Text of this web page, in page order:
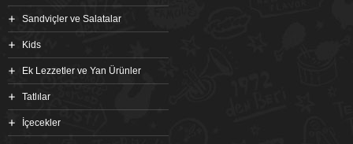
Sandviçler ve Salatalar
Kids
Ek Lezzetler ve Yan Ürünler
Tatlılar
İçecekler